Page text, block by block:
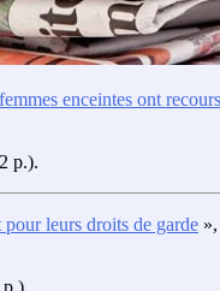
enceintes ont
p.).
leurs droits de garde